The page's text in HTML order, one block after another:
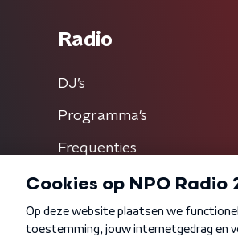
Radio
DJ’s
Programma's
Frequenties